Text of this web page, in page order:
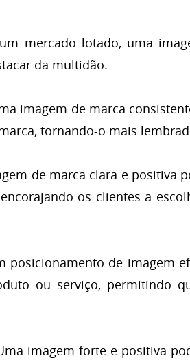
mercado lotado, uma
da multidão.
imagem de marca
tornando-o mais
de marca clara e positiva
os clientes a
posicionamento de imagem
ou serviço, permitindo
imagem forte e positiva